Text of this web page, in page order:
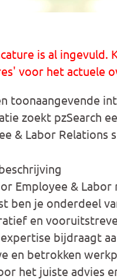
is al ingevuld.
voor het actuele
toonaangevende
zoekt pzSearch
& Labor Relations
Employee & Labor
ben je onderdeel
en
bijdraagt
en betrokken
het juiste advies